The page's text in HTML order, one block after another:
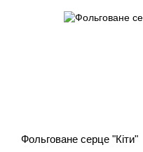
Фольговане серце "Кіти"